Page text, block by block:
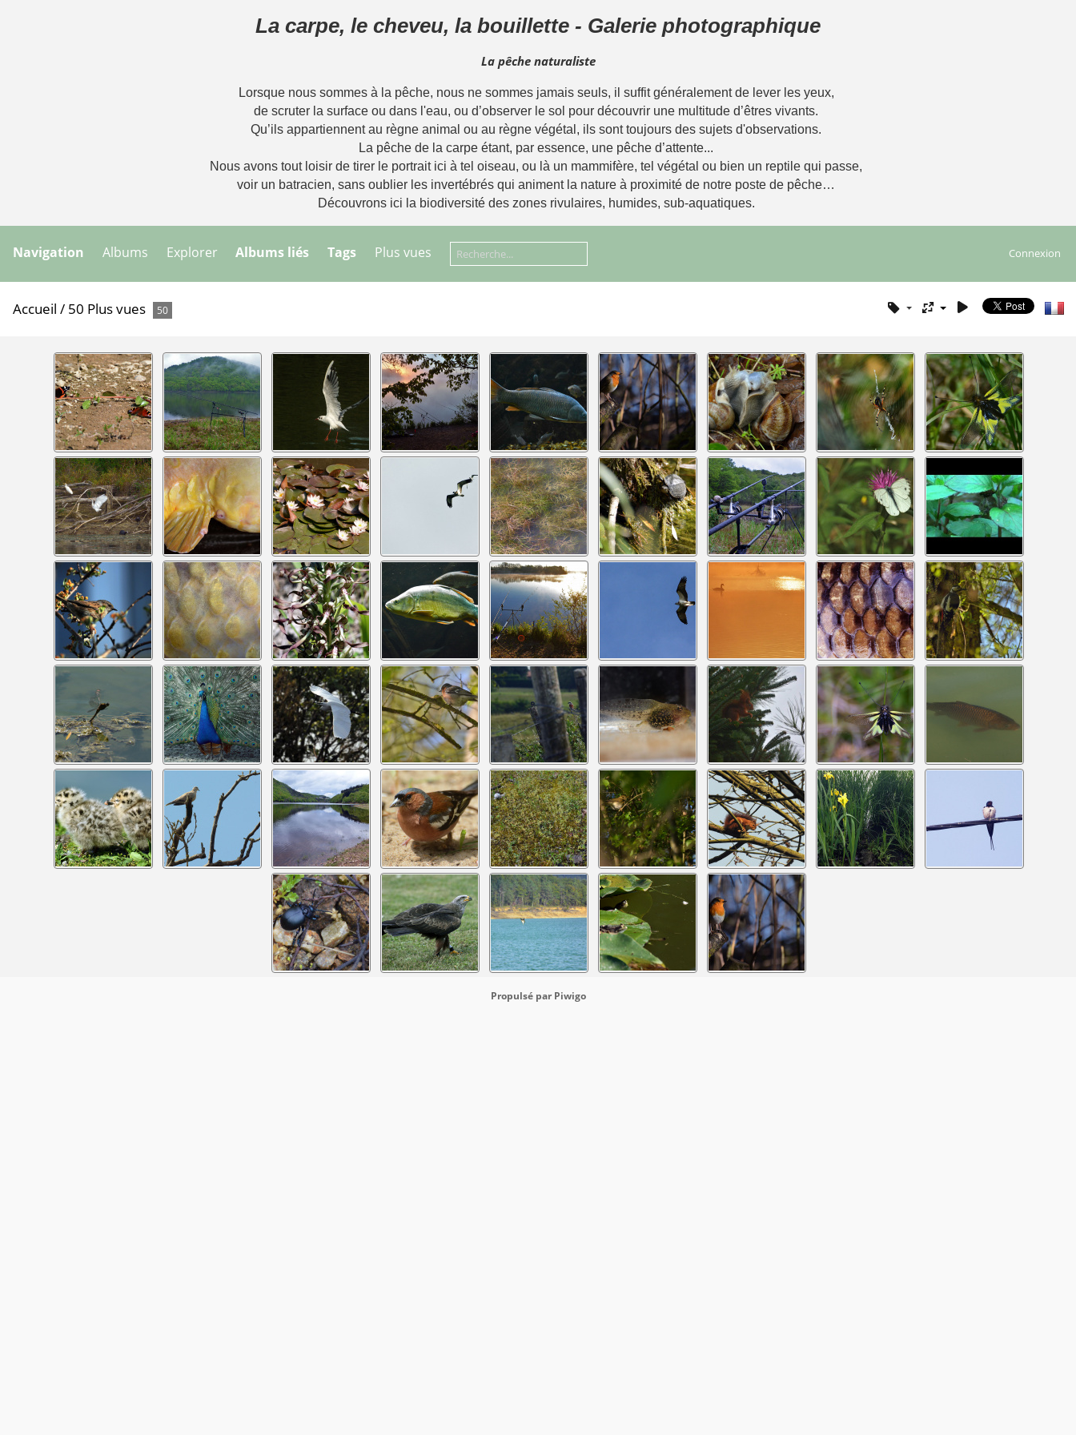
La carpe, le cheveu, la bouillette - Galerie photographique
La pêche naturaliste
Lorsque nous sommes à la pêche, nous ne sommes jamais seuls, il suffit généralement de lever les yeux,
de scruter la surface ou dans l'eau, ou d’observer le sol pour découvrir une multitude d’êtres vivants.
Qu’ils appartiennent au règne animal ou au règne végétal, ils sont toujours des sujets d'observations.
La pêche de la carpe étant, par essence, une pêche d’attente...
Nous avons tout loisir de tirer le portrait ici à tel oiseau, ou là un mammifère, tel végétal ou bien un reptile qui passe,
voir un batracien, sans oublier les invertébrés qui animent la nature à proximité de notre poste de pêche…
Découvrons ici la biodiversité des zones rivulaires, humides, sub-aquatiques.
Navigation Albums Explorer Albums liés Tags Plus vues Connexion
Accueil / 50 Plus vues 50
Propulsé par Piwigo